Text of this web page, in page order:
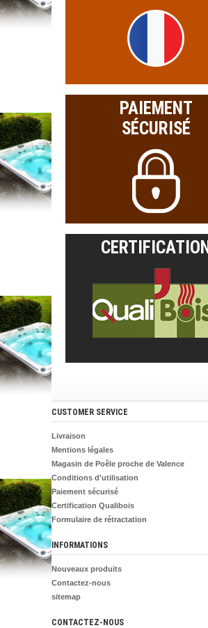
PAIEMENT
SÉCURISÉ
CERTIFICATION
CUSTOMER SERVICE
Livraison
Mentions légales
Magasin de Poêle proche de Valence
Conditions d'utilisation
Paiement sécurisé
Certification Qualibois
Formulaire de rétractation
INFORMATIONS
Nouveaux produits
Contactez-nous
sitemap
CONTACTEZ-NOUS